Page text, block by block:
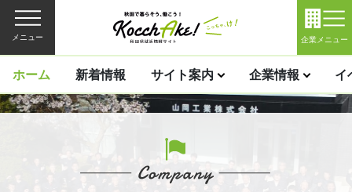
メニュー 企業メニュー
ホーム 新着情報 サイト案内 企業情報 イ